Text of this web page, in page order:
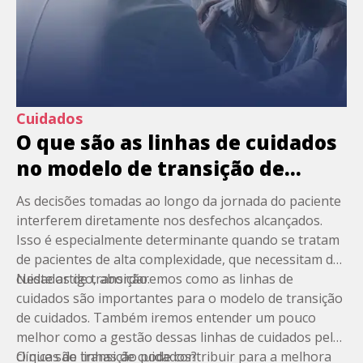
Cuidados
O que são as linhas de cuidados
no modelo de transição de
cuidados?
As decisões tomadas ao longo da jornada do paciente
interferem diretamente nos desfechos alcançados.
Isso é especialmente determinante quando se tratam
de pacientes de alta complexidade, que necessitam de
cuidados de transição.
Neste artigo, abordaremos como as linhas de
cuidados são importantes para o modelo de transição
de cuidados. Também iremos entender um pouco
melhor como a gestão dessas linhas de cuidados pelas
clínicas de transiçãopode contribuir para a melhora
O que são linhas de cuidados?